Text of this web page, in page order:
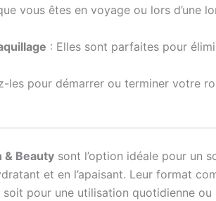
vous êtes en voyage ou lors d’une
: Elles sont parfaites pour
les pour démarrer ou terminer votre
& Beauty sont l’option idéale pour un
et en l’apaisant. Leur format
pour une utilisation quotidienne